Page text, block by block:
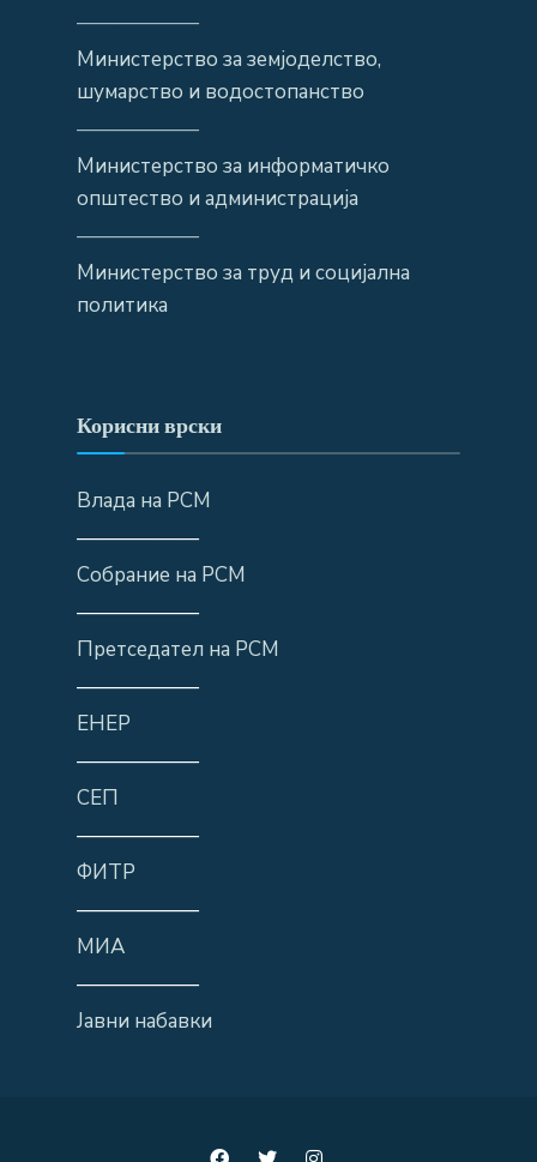
——————
Министерство за земјоделство,
шумарство и водостопанство
——————
Министерство за информатичко
општество и администрација
——————
Министерство за труд и социјална
политика
Корисни врски
Влада на РСМ
——————
Собрание на РСМ
——————
Претседател на РСМ
——————
ЕНЕР
——————
СЕП
——————
ФИТР
——————
МИА
——————
Јавни набавки